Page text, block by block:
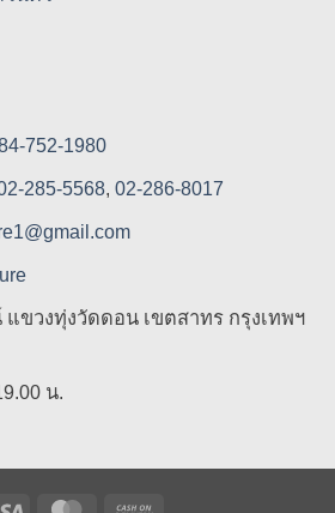
752-1980
285-5568,02-286-8017
ขวงทุ่งวัดดอน เขตสาทร กรุงเทพฯ
น.
Visa MasterCard